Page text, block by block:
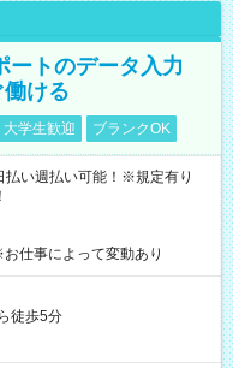
ートのデータ入力
ける
大学生歓迎 ブランクOK
い週払い可能！※規定有り
仕事によって変動あり
徒歩5分